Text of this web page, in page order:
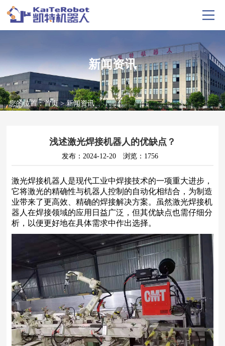
新闻资讯
您的位置：首页>新闻资讯
浅述激光焊接机器人的优缺点？
发布：2024-12-20 浏览：1756
激光焊接机器人是现代工业中焊接技术的一项重大进步，
它将激光的精确性与机器人控制的自动化相结合，为制造
业带来了更高效、精确的焊接解决方案。虽然激光焊接机
器人在焊接领域的应用日益广泛，但其优缺点也需仔细分
析，以便更好地在具体需求中作出选择。